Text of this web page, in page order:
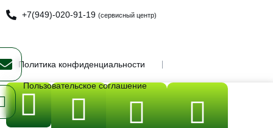
+7(949)-020-91-19(сервисный центр)
Политика конфиденциальности
Пользовательское соглашение
ИП Бывшев Олег Юрьевич, ИНН: 930300189537, ОГРНИП: